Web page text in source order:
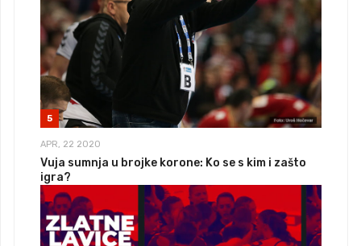
5
APR, 22 2020
Vuja sumnja u brojke korone: Ko se s kim i zašto
igra?